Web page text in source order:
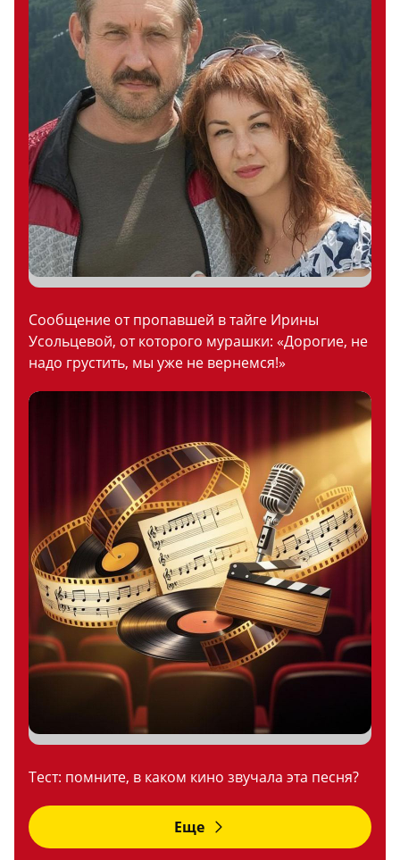
Сообщение от пропавшей в тайге Ирины
Усольцевой, от которого мурашки: «Дорогие, не
надо грустить, мы уже не вернемся!»
Тест: помните, в каком кино звучала эта песня?
Еще